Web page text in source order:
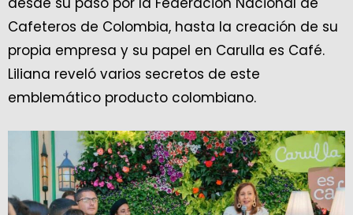
Cafeteros de Colombia, hasta la creación de su
propia empresa y su papel en Carulla es Café.
Liliana reveló varios secretos de este
emblemático producto colombiano.